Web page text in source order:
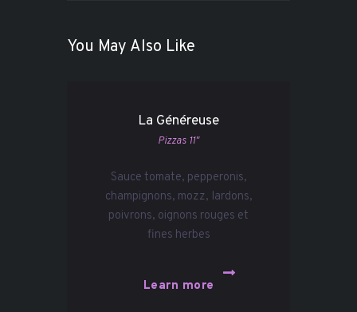
You May Also Like
La Généreuse
Pizzas 11"
Sauce tomate, pepperonis,
champignons, mozz, lardons,
poivrons, oignons rouges et
fines herbes
Learn more